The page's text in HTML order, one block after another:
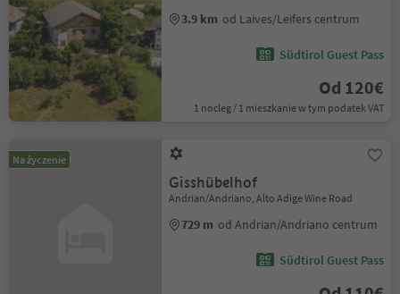
3.9 km od Laives/Leifers centrum
Südtirol Guest Pass
Od 120€
1 nocleg / 1 mieszkanie w tym podatek VAT
Na życzenie
Gisshübelhof
Andrian/Andriano, Alto Adige Wine Road
729 m od Andrian/Andriano centrum
Südtirol Guest Pass